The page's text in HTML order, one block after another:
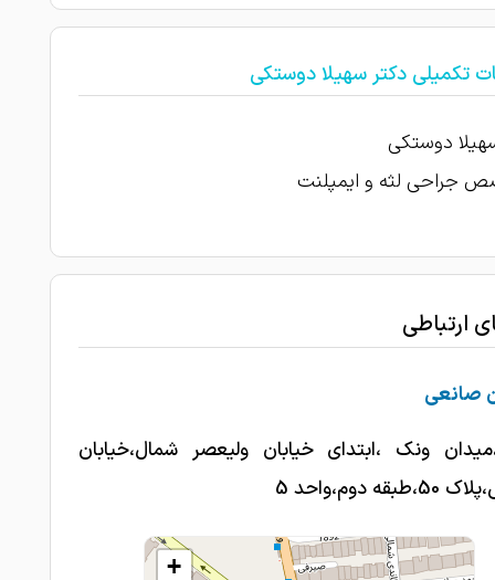
تکمیلی دکتر سهیلا دوستکی
دوستکی
جراحی لثه و ایمپلنت
ارتباطی
صانعی
ونک ،ابتدای خیابان ولیعصر شمال،خیابان
دوم،واحد 5
+